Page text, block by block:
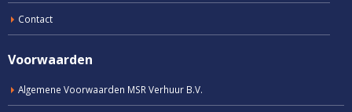
Contact
Voorwaarden
Algemene Voorwaarden MSR Verhuur B.V.